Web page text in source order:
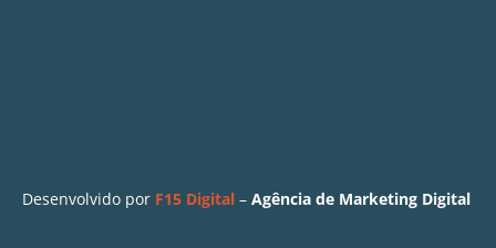
Desenvolvido por F15 Digital – Agência de Marketing Digital